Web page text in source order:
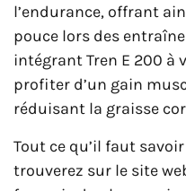
l’endurance, offrant
pouce lors des
intégrant Tren E 200 à
profiter d’un gain
réduisant la graisse
Tout ce qu’il faut
trouverez sur le site